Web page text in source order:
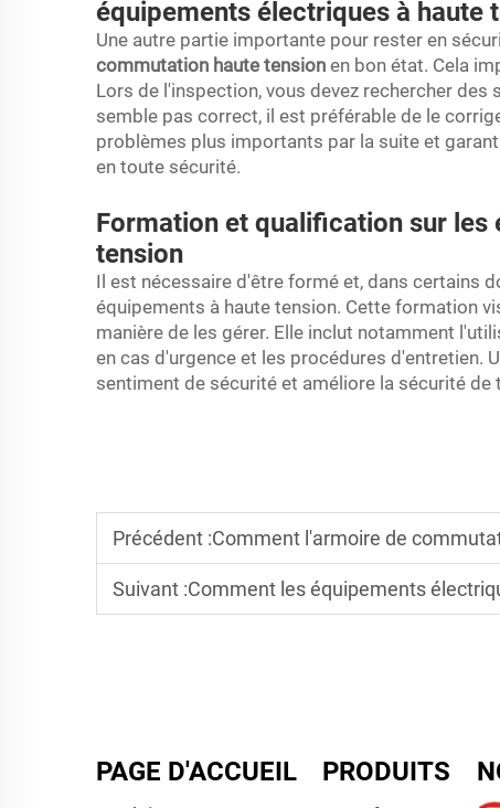
équipements électriques à haute
Une autre partie importante pour rester en
commutation haute tension en bon état. Cela
Lors de l'inspection, vous devez rechercher des
semble pas correct, il est préférable de le
problèmes plus importants par la suite et
en toute sécurité.
Formation et qualification sur les
tension
Il est nécessaire d'être formé et, dans certains
équipements à haute tension. Cette formation
manière de les gérer. Elle inclut notamment
en cas d'urgence et les procédures d'entretien.
sentiment de sécurité et améliore la sécurité de
Précédent :Comment l'armoire de
Suivant :Comment les équipements électriques à
PAGE D'ACCUEIL PRODUITS